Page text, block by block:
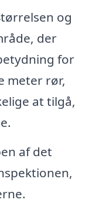
og
der
for
meter rør,
at tilgå,
af det